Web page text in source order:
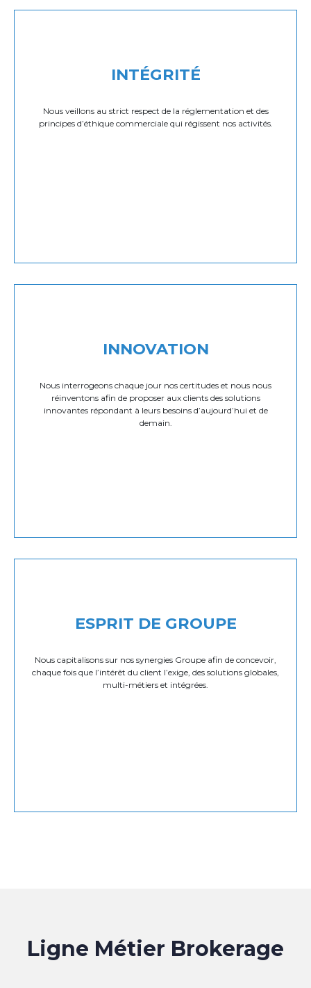
INTÉGRITÉ
Nous veillons au strict respect de la réglementation et des
principes d’éthique commerciale qui régissent nos activités.
INNOVATION
Nous interrogeons chaque jour nos certitudes et nous nous
réinventons afin de proposer aux clients des solutions
innovantes répondant à leurs besoins d’aujourd’hui et de
demain.
ESPRIT DE GROUPE
Nous capitalisons sur nos synergies Groupe afin de concevoir,
chaque fois que l’intérêt du client l’exige, des solutions globales,
multi-métiers et intégrées.
Ligne Métier Brokerage